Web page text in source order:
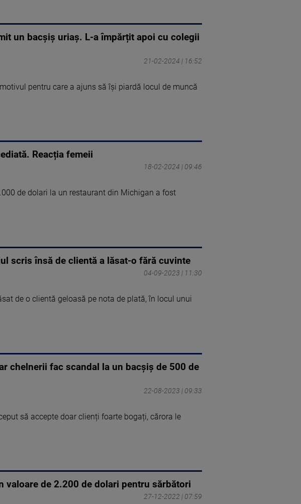
un bacșiș uriaș. L-a împărțit apoi cu colegii
21-02-2024 | 16:52
pentru care a ajuns să își piardă locul de muncă
Reacția femeii
18-02-2024 | 09:46
de dolari la un restaurant din Michigan a fost
scris însă de clientă a lăsat-o fără cuvinte
04-09-2023 | 11:30
de o clientă geloasă pe nota de plată, în locul unui
chelnerii fac scandal la un bacșiș de 500 de
22-08-2023 | 09:33
să accepte doar clienți foarte bogați, cărora le
valoare de 2.200 de dolari pentru sărbători
27-12-2022 | 07:59